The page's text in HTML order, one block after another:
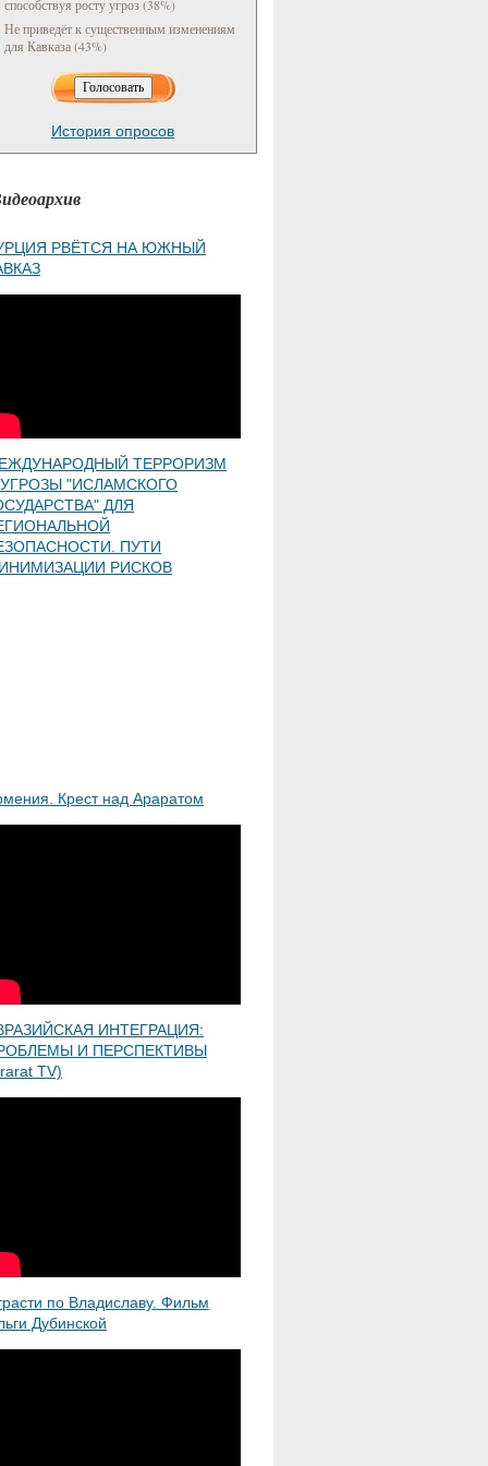
способствуя росту угроз (38%)
Не приведёт к существенным изменениям
для Кавказа (43%)
История опросов
РВЁТСЯ НА ЮЖНЫЙ
ТЕРРОРИЗМ
"ИСЛАМСКОГО
ДЛЯ
ПУТИ
РИСКОВ
Крест над Араратом
ИНТЕГРАЦИЯ:
И ПЕРСПЕКТИВЫ
TV)
по Владиславу. Фильм
Дубинской